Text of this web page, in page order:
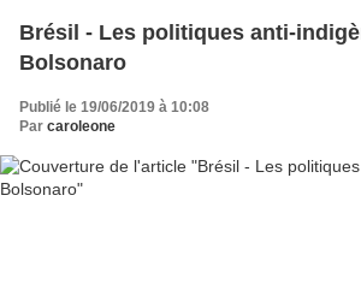
Brésil - Les politiques anti-
Bolsonaro
Publié le 19/06/2019 à 10:08
Par caroleone